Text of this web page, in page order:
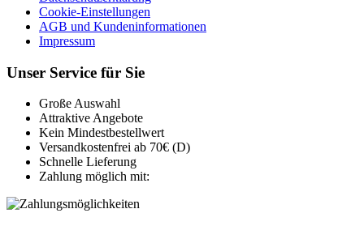
Cookie-Einstellungen
AGB und Kundeninformationen
Impressum
Unser Service für Sie
Große Auswahl
Attraktive Angebote
Kein Mindestbestellwert
Versandkostenfrei ab 70€ (D)
Schnelle Lieferung
Zahlung möglich mit: